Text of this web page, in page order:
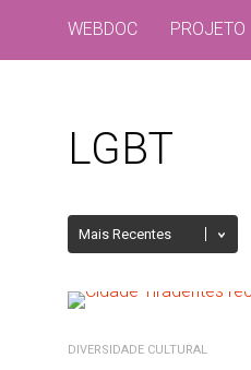
WEBDOC PROJETO
LGBT
DIVERSIDADE CULTURAL